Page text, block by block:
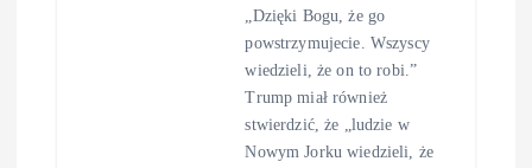
„Dzięki Bogu, że go
powstrzymujecie. Wszyscy
wiedzieli, że on to robi.”
Trump miał również
stwierdzić, że „ludzie w
Nowym Jorku wiedzieli, że